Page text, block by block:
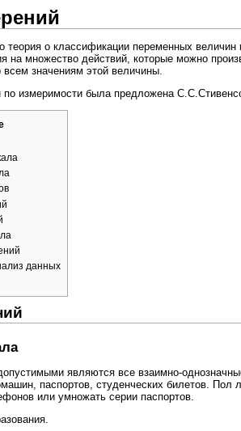
теория о классификации переменных
на множество действий, которые можно
всем значениям этой величины.
по измеримости была предложена
данных
являются все взаимно-
паспортов, студенческих билетов.
или умножать серии паспортов.